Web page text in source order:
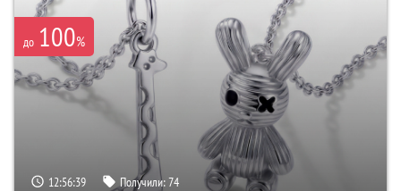
до 100%
12:56:38 Получили:74